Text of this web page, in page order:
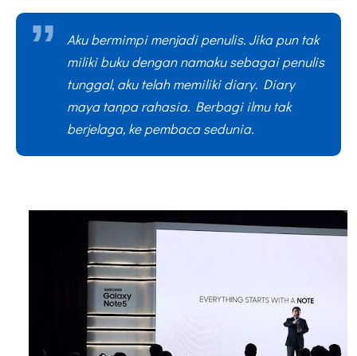
Aku bermimpi menjadi penulis. Jika pun tak
miliki buku dengan namaku sebagai penulis
tunggal, aku telah memiliki diary. Diary
maya tanpa rahasia. Berbagi ilmu tak
berjelaga, ke pembaca sedunia.